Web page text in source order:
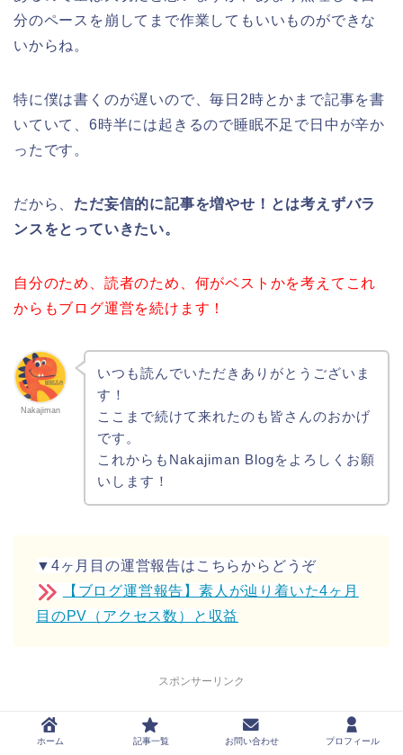
分のペースを崩してまで作業してもいいものができな
いからね。
特に僕は書くのが遅いので、毎日2時とかまで記事を書
いていて、6時半には起きるので睡眠不足で日中が辛か
ったです。
だから、 ただ妄信的に記事を増やせ！とは考えずバラ
ンスをとっていきたい。
自分のため、読者のため、何がベストかを考えてこれ
からもブログ運営を続けます！
Nakajiman
いつも読んでいただきありがとうございま
す！
ここまで続けて来れたのも皆さんのおかげ
です。
これからもNakajiman Blogをよろしくお願
いします！
▼4ヶ月目の運営報告はこちらからどうぞ
【ブログ運営報告】素人が辿り着いた4ヶ月
目のPV（アクセス数）と収益
スポンサーリンク
ホーム 記事一覧 お問い合わせ プロフィール